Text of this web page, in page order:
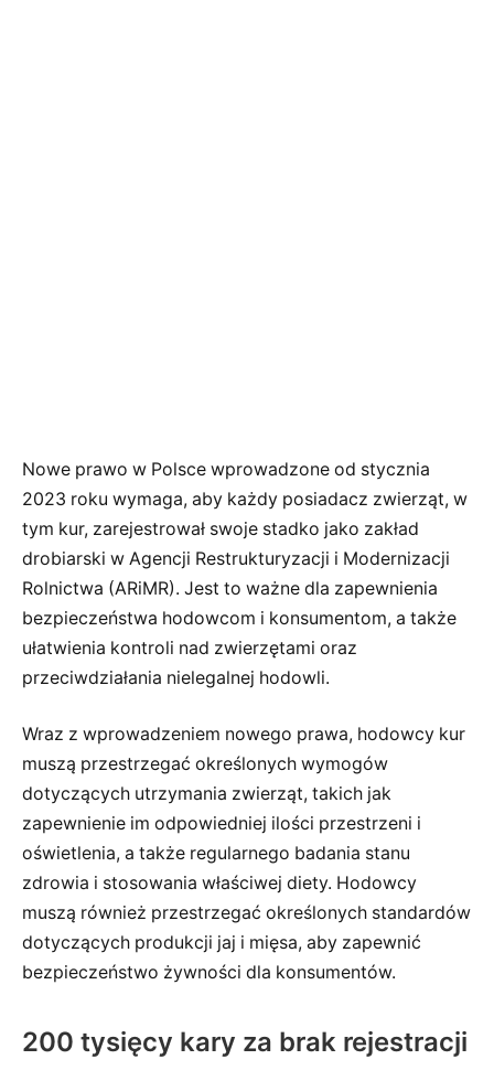
Nowe prawo w Polsce wprowadzone od stycznia
2023 roku wymaga, aby każdy posiadacz zwierząt, w
tym kur, zarejestrował swoje stadko jako zakład
drobiarski w Agencji Restrukturyzacji i Modernizacji
Rolnictwa (ARiMR). Jest to ważne dla zapewnienia
bezpieczeństwa hodowcom i konsumentom, a także
ułatwienia kontroli nad zwierzętami oraz
przeciwdziałania nielegalnej hodowli.
Wraz z wprowadzeniem nowego prawa, hodowcy kur
muszą przestrzegać określonych wymogów
dotyczących utrzymania zwierząt, takich jak
zapewnienie im odpowiedniej ilości przestrzeni i
oświetlenia, a także regularnego badania stanu
zdrowia i stosowania właściwej diety. Hodowcy
muszą również przestrzegać określonych standardów
dotyczących produkcji jaj i mięsa, aby zapewnić
bezpieczeństwo żywności dla konsumentów.
200 tysięcy kary za brak rejestracji